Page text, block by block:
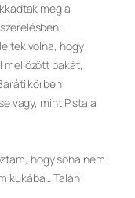
meg a
volna, hogy
mellőzött bakát,
körben
vagy, mint Pista a
hogy soha nem
kukába… Talán